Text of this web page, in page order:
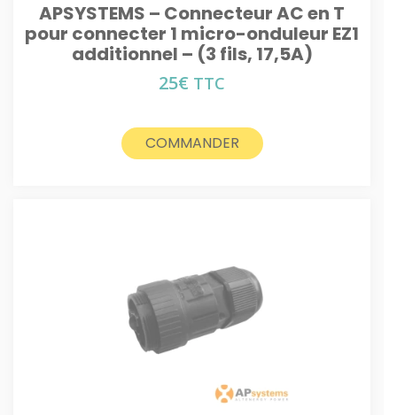
APSYSTEMS – Connecteur AC en T
pour connecter 1 micro-onduleur EZ1
additionnel – (3 fils, 17,5A)
25€ TTC
COMMANDER